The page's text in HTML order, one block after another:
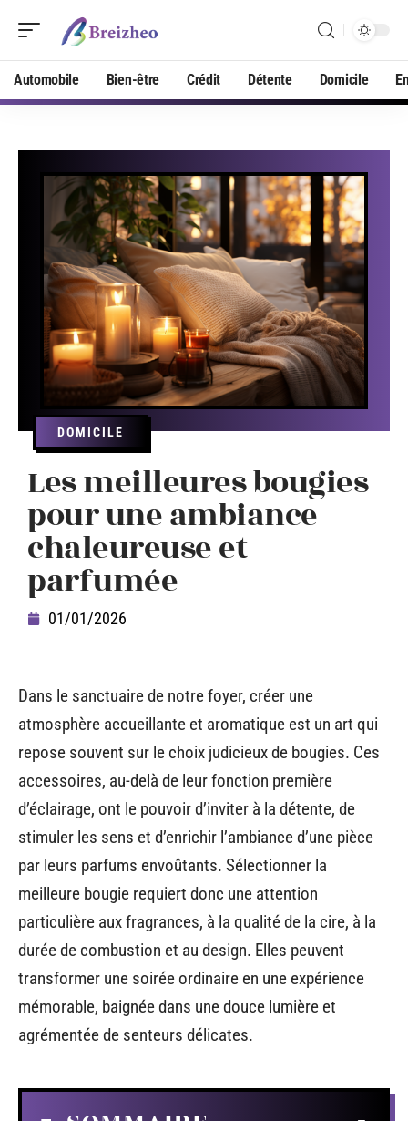
Automobile Bien-être Crédit Détente Domicile
DOMICILE
Les meilleures bougies
pour une ambiance
chaleureuse et
parfumée
01/01/2026
Dans le sanctuaire de notre foyer, créer une
atmosphère accueillante et aromatique est un art qui
repose souvent sur le choix judicieux de bougies. Ces
accessoires, au-delà de leur fonction première
d’éclairage, ont le pouvoir d’inviter à la détente, de
stimuler les sens et d’enrichir l’ambiance d’une pièce
par leurs parfums envoûtants. Sélectionner la
meilleure bougie requiert donc une attention
particulière aux fragrances, à la qualité de la cire, à la
durée de combustion et au design. Elles peuvent
transformer une soirée ordinaire en une expérience
mémorable, baignée dans une douce lumière et
agrémentée de senteurs délicates.